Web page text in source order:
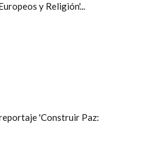
y Religión'...